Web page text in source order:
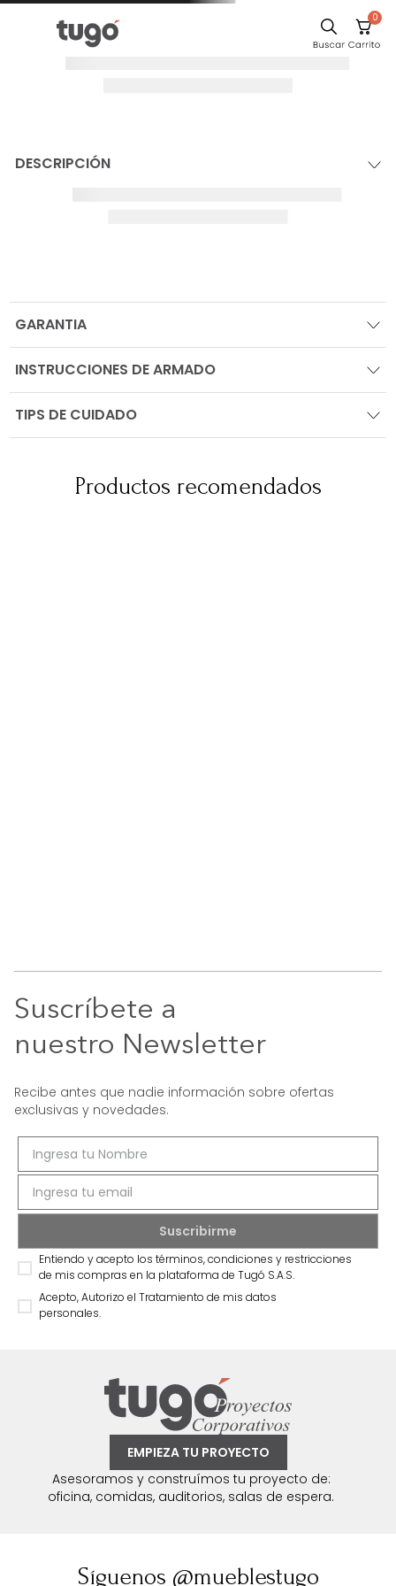
0
DESCRIPCIÓN
GARANTIA
INSTRUCCIONES DE ARMADO
TIPS DE CUIDADO
Productos recomendados
Suscríbete a
nuestro Newsletter
Recibe antes que nadie información sobre ofertas
exclusivas y novedades.
Entiendo y acepto los términos, condiciones y restricciones
de mis compras en la plataforma de Tugó S.A.S.
Acepto, Autorizo el Tratamiento de mis datos
personales.
EMPIEZA TU PROYECTO
Asesoramos y construímos tu proyecto de:
oficina, comidas, auditorios, salas de espera.
Síguenos @mueblestugo